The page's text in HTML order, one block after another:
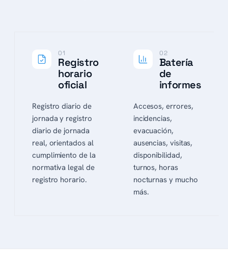
01
Registro
horario
oficial
Registro diario de
jornada y registro
diario de jornada
real, orientados al
cumplimiento de la
normativa legal de
registro horario.
02
Batería
de
informes
Accesos, errores,
incidencias,
evacuación,
ausencias, visitas,
disponibilidad,
turnos, horas
nocturnas y mucho
más.